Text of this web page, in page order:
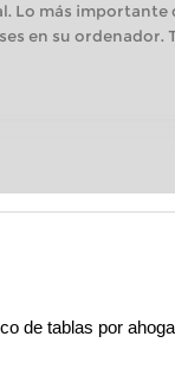
Lo más importante
en su ordenador.
de tablas por